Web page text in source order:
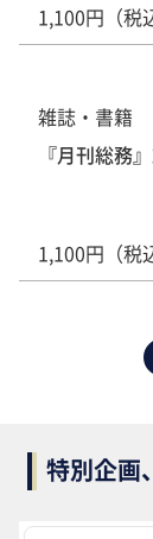
1,100円（税
雑誌・書籍
『月刊総務
1,100円（税
特別企画